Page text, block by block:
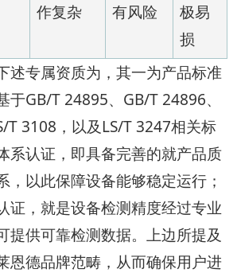
作复杂
有风险
极易
损
述专属资质为，其一为产品标准
于GB/T 24895、GB/T 24896、
T 3108，以及LS/T 3247相关标
系认证，即具备完善的就产品质
，以此保障设备能够稳定运行；
证，就是设备检测精度经过专业
提供可靠检测数据。上边所提及
恩德品牌范畴，从而确保用户进